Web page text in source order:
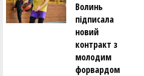
Микита Ханча (БРОДЯГИ (Київ))
Руслан Ханча (БРОДЯГИ (Київ))
Артем Хлівецький (UDави (Київ))
Волинь
підписала
новий
контракт з
молодим
форвардом